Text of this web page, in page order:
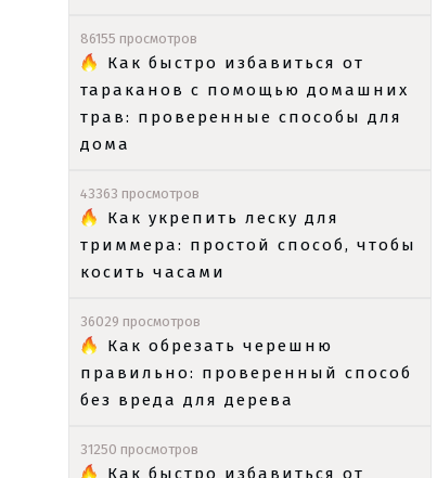
86155 просмотров
Как быстро избавиться от
тараканов с помощью домашних
трав: проверенные способы для
дома
43363 просмотров
Как укрепить леску для
триммера: простой способ, чтобы
косить часами
36029 просмотров
Как обрезать черешню
правильно: проверенный способ
без вреда для дерева
31250 просмотров
Как быстро избавиться от